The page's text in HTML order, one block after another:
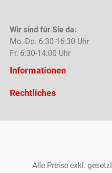
Wir sind für Sie da:
Mo.-Do. 6:30-16:30 Uhr
Fr. 6:30-14:00 Uhr
Informationen
Rechtliches
Alle Preise exkl.